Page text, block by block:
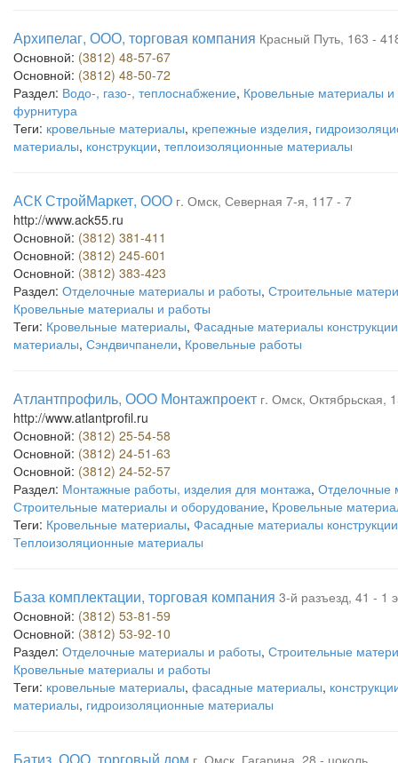
Архипелаг, ООО, торговая компания Красный Путь, 163 -
Основной: (3812) 48-57-67
Основной: (3812) 48-50-72
Раздел: Водо-, газо-, теплоснабжение, Кровельные материалы
фурнитура
Теги: кровельные материалы, крепежные изделия,
материалы, конструкции, теплоизоляционные материалы
АСК СтройМаркет, ООО г. Омск, Северная 7-я, 117 - 7
http://www.ack55.ru
Основной: (3812) 381-411
Основной: (3812) 245-601
Основной: (3812) 383-423
Раздел: Отделочные материалы и работы, Строительные
Кровельные материалы и работы
Теги: Кровельные материалы, Фасадные материалы конструкции
материалы, Сэндвичпанели, Кровельные работы
Атлантпрофиль, ООО Монтажпроект г. Омск, Октябрьская,
http://www.atlantprofil.ru
Основной: (3812) 25-54-58
Основной: (3812) 24-51-63
Основной: (3812) 24-52-57
Раздел: Монтажные работы, изделия для монтажа, Отделочные
Строительные материалы и оборудование, Кровельные
Теги: Кровельные материалы, Фасадные материалы конструкции
Теплоизоляционные материалы
База комплектации, торговая компания 3-й разъезд, 41 - 1
Основной: (3812) 53-81-59
Основной: (3812) 53-92-10
Раздел: Отделочные материалы и работы, Строительные
Кровельные материалы и работы
Теги: кровельные материалы, фасадные материалы,
материалы, гидроизоляционные материалы
г. Омск, Гагарина, 28 - цоколь